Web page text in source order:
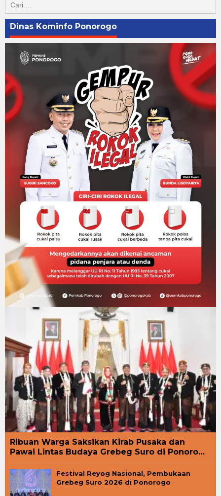
untuk:
Dinas Kominfo Ponorogo
Ribuan Warga Saksikan Kirab Pusaka dan
Pawai Lintas Budaya Grebeg Suro di Ponoro…
Festival Reyog Nasional, Pembukaan
Grebeg Suro 2026 di Ponorogo